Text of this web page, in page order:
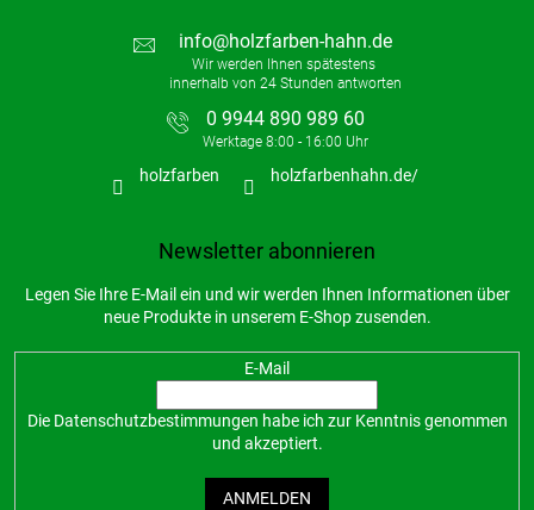
info@holzfarben-hahn.de
0 9944 890 989 60
holzfarben holzfarbenhahn.de/
Newsletter abonnieren
Legen Sie Ihre E-Mail ein und wir werden Ihnen Informationen über
neue Produkte in unserem E-Shop zusenden.
E-Mail
Die Datenschutzbestimmungen habe ich zur Kenntnis genommen
und akzeptiert.
ANMELDEN